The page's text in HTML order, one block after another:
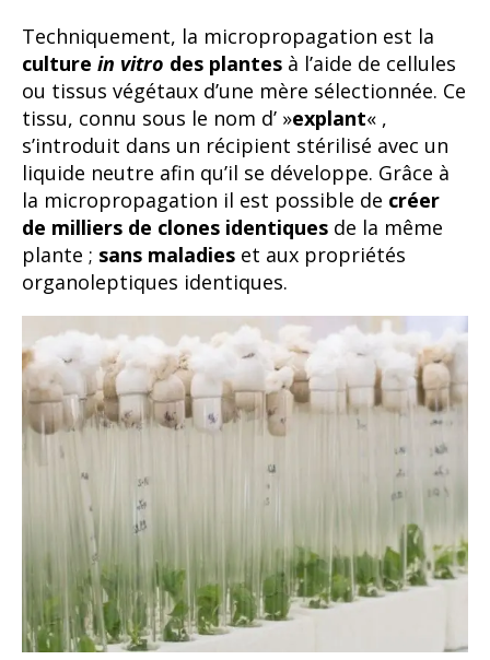
Techniquement, la micropropagation est la
culture in vitro des plantes à l’aide de cellules
ou tissus végétaux d’une mère sélectionnée. Ce
tissu, connu sous le nom d’ »explant« ,
s’introduit dans un récipient stérilisé avec un
liquide neutre afin qu’il se développe. Grâce à
la micropropagation il est possible de créer
de milliers de clones identiques de la même
plante ; sans maladies et aux propriétés
organoleptiques identiques.